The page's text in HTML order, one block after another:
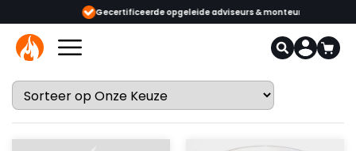
Gecertificeerde opgeleide adviseurs & monteurs